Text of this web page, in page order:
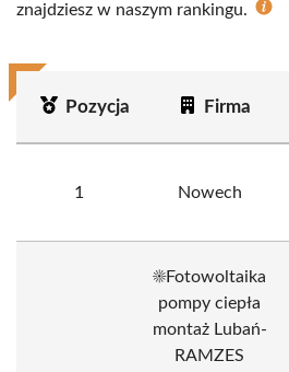
znajdziesz w naszym rankingu.
Pozycja Firma
1 Nowech
☀️Fotowoltaika
pompy ciepła
montaż Lubań-
RAMZES